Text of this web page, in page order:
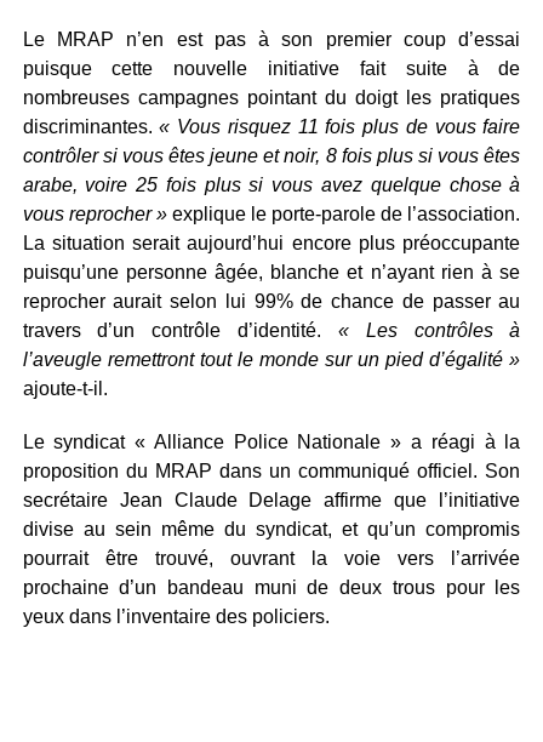
Le MRAP n’en est pas à son premier coup d’essai
puisque cette nouvelle initiative fait suite à de
nombreuses campagnes pointant du doigt les pratiques
discriminantes.« Vous risquez 11 fois plus de vous faire
contrôler si vous êtes jeune et noir, 8 fois plus si vous êtes
arabe, voire 25 fois plus si vous avez quelque chose à
vous reprocher »explique le porte-parole de l’association.
La situation serait aujourd’hui encore plus préoccupante
puisqu’une personne âgée, blanche et n’ayant rien à se
reprocher aurait selon lui 99% de chance de passer au
travers d’un contrôle d’identité. « Les contrôles à
l’aveugle remettront tout le monde sur un pied d’égalité »
ajoute-t-il.
Le syndicat « Alliance Police Nationale » a réagi à la
proposition du MRAP dans un communiqué officiel. Son
secrétaire Jean Claude Delage affirme que l’initiative
divise au sein même du syndicat, et qu’un compromis
pourrait être trouvé, ouvrant la voie vers l’arrivée
prochaine d’un bandeau muni de deux trous pour les
yeux dans l’inventaire des policiers.